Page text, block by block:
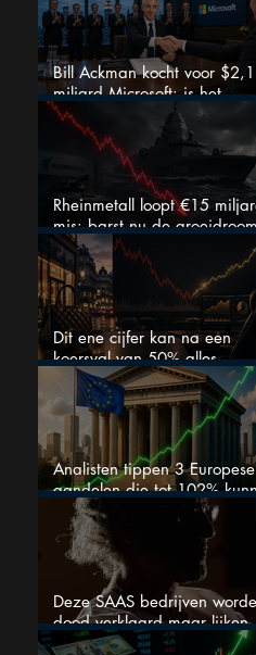
Bill Ackman kocht voor $2,1
miljard Microsoft: is het
aandeel na de koerssprong
nog aantrekkelijk?
Rheinmetall loopt €15
mis: barst nu de
van het defensiebedrijf?
Dit ene cijfer kan na een
koersval van 50% alles
veranderen
Analisten tippen 3 Europese
aandelen die tot 102%
stijgen
Deze SAAS bedrijven
dood verklaard maar lijken
springlevend